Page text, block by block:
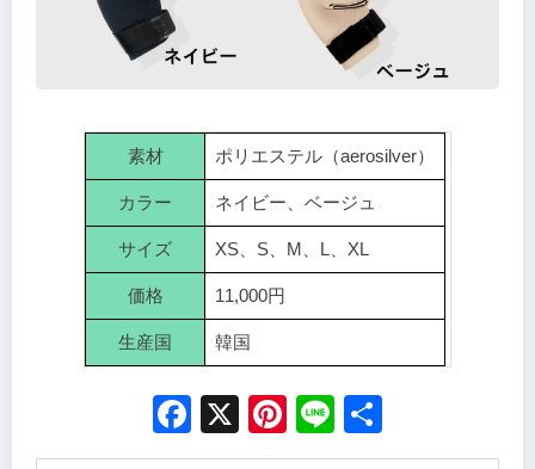
素材 ポリエステル（aerosilver）
カラー ネイビー、ベージュ
サイズ XS、S、M、L、XL
価格 11,000円
生産国 韓国
Facebook
X Pinterest
Line